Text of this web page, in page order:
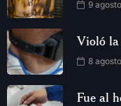
9
Violó
8
Fue al